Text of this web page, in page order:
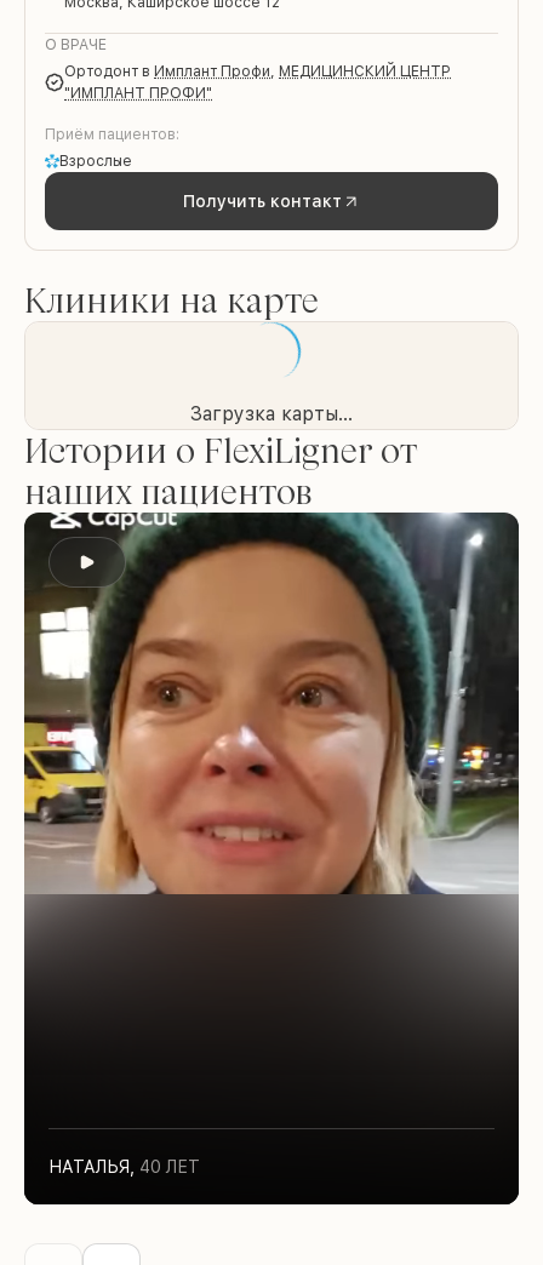
О ВРАЧЕ
ортодонт в Имплант Профи
МЕДИЦИНСКИЙ ЦЕНТР
"ИМПЛАНТ ПРОФИ"
Приём пациентов:
Взрослые
Получить контакт
Клиники на карте
Загрузка карты...
Истории о FlexiLigner от
наших пациентов
НАТАЛЬЯ 40 ЛЕТ